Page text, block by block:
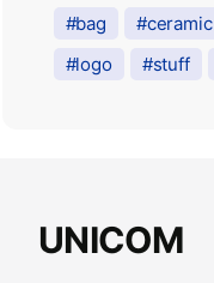
bag ceramic
logo
stuff
UNICOM